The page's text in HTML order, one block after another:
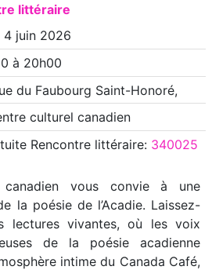
littéraire
4 juin 2026
à 20h00
du Faubourg Saint-Honoré,
culturel canadien
Rencontre littéraire: 340025
vous convie à une
la poésie de l’Acadie. Laissez-
lectures vivantes, où les voix
de la poésie acadienne
intime du Canada Café,